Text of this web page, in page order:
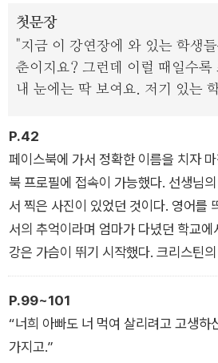
면, ‘스토리텔링 버스’ 한 좌석에 앉아
고 있는 듯한 기분을 느끼게 된다. 그리
라 책장을 덮은 독자들은 한 발짝 성장
이다.
첫문장
"지금 이 강연장에 와 있는 학생
춘이지요? 그런데 이럴 때일수록
내 눈에는 딱 보여요. 저기 있는
P.42
페이스북에 가서 정확한 이름을 치자
북 프로필에 접속이 가능했다. 선생님
서 찍은 사진이 있었던 것이다. 영어를
서의 추억이라며 엄마가 다녔던 학교에
강은 가슴이 뛰기 시작했다. 크리스틴
지강은 순간 숨이 막혔다.
“헐!”
머리를 물들인 동양 여자가 있었다. 엄
이름은 제니퍼 리 하트였다. 순간 등골
P.99~101
“너희 아빠도 너 먹여 살리려고 고생하
가지고.”